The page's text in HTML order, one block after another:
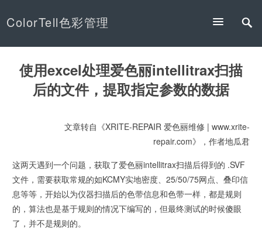
ColorTell色彩管理
使用excel处理爱色丽intellitrax扫描
后的文件，提取指定参数的数据
文章转自《XRITE-REPAIR 爱色丽维修 | www.xrite-
repair.com》，作者地瓜君
这两天遇到一个问题，获取了爱色丽intellitrax扫描后得到的 .SVF
文件，需要获取常规的如KCMY实地密度、25/50/75网点、叠印信
息等等，开始以为仪器扫描后的色带信息和色带一样，都是规则
的，算法也是基于规则的情况下编写的，但最终测试的时候傻眼
了，并不是规则的。